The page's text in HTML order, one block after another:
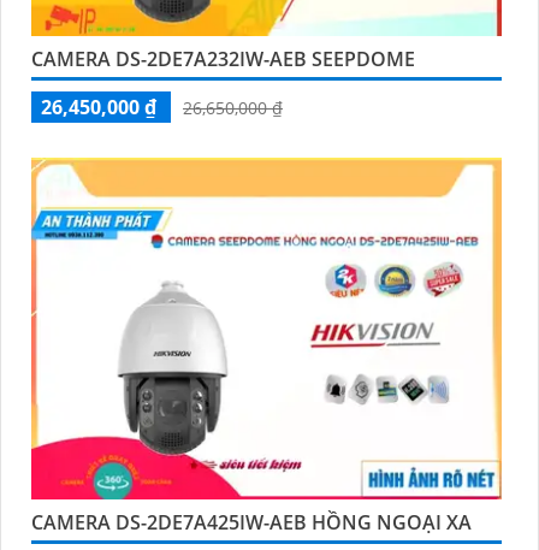
CAMERA DS-2DE7A232IW-AEB SEEPDOME
26,450,000 ₫
26,650,000 ₫
CAMERA DS-2DE7A425IW-AEB HỒNG NGOẠI XA